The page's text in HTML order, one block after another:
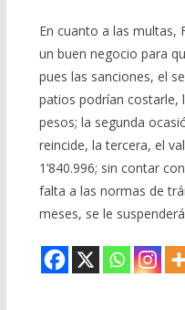
En cuanto a las multas,
un buen negocio para
pues las sanciones, el
patios podrían costarle,
pesos; la segunda
reincide, la tercera, el
1’840.996; sin contar
falta a las normas de
meses, se le